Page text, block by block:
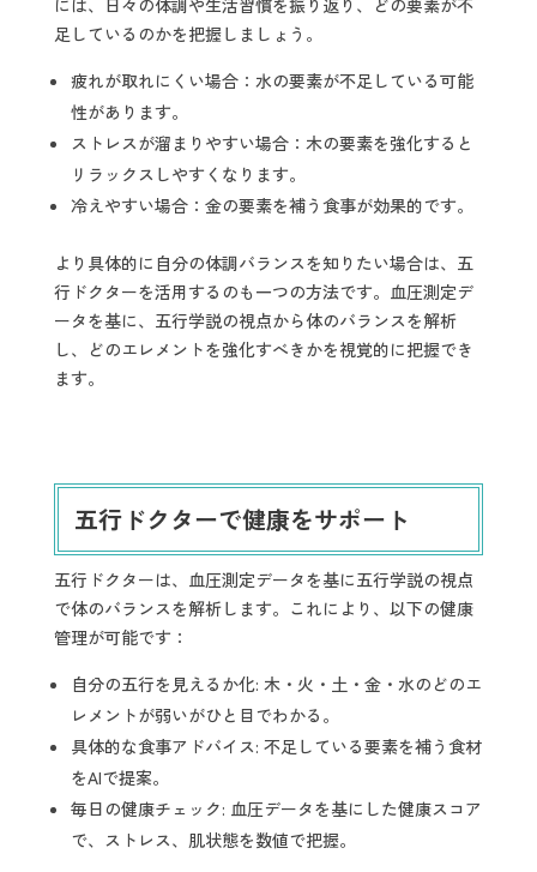
には、日々の体調や生活習慣を振り返り、どの要素が不
足しているのかを把握しましょう。
疲れが取れにくい場合：水の要素が不足している可能
性があります。
ストレスが溜まりやすい場合：木の要素を強化すると
リラックスしやすくなります。
冷えやすい場合：金の要素を補う食事が効果的です。
より具体的に自分の体調バランスを知りたい場合は、五
行ドクターを活用するのも一つの方法です。血圧測定デ
ータを基に、五行学説の視点から体のバランスを解析
し、どのエレメントを強化すべきかを視覚的に把握でき
ます。
五行ドクターで健康をサポート
五行ドクターは、血圧測定データを基に五行学説の視点
で体のバランスを解析します。これにより、以下の健康
管理が可能です：
自分の五行を見えるか化: 木・火・土・金・水のどのエ
レメントが弱いがひと目でわかる。
具体的な食事アドバイス: 不足している要素を補う食材
をAIで提案。
毎日の健康チェック: 血圧データを基にした健康スコア
で、ストレス、肌状態を数値で把握。